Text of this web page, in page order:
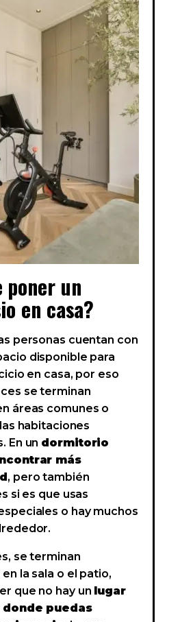
poner un
en casa?
personas cuentan con
disponible para
en casa, por eso
se terminan
áreas comunes o
habitaciones
En un dormitorio
más
, pero también
si es que usas
o hay muchos
se terminan
la sala o el patio,
que no hay un lugar
puedas